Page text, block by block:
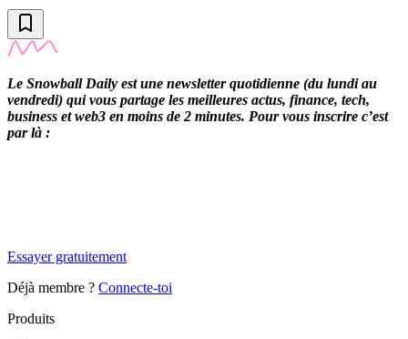
Le Snowball Daily est une newsletter quotidienne (du lundi au
vendredi) qui vous partage les meilleures actus, finance, tech,
business et web3 en moins de 2 minutes. Pour vous inscrire c’est
par là :
Essayer gratuitement
Déjà membre ? Connecte-toi
Produits